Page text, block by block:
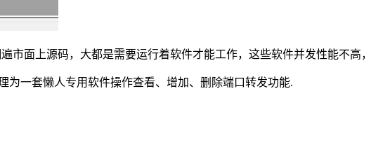
市面上源码，大都是需要运行着软件才能工作，这些软件并发性能不高
为一套懒人专用软件操作查看、增加、删除端口转发功能.